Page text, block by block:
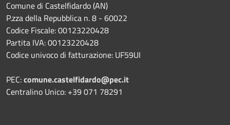
Comune di Castelfidardo (AN)
P.zza della Repubblica n. 8 - 60022
Codice Fiscale: 00123220428
Partita IVA: 00123220428
Codice univoco di fatturazione: UF59UI
PEC:comune.castelfidardo@pec.it
Centralino Unico: +39 071 78291